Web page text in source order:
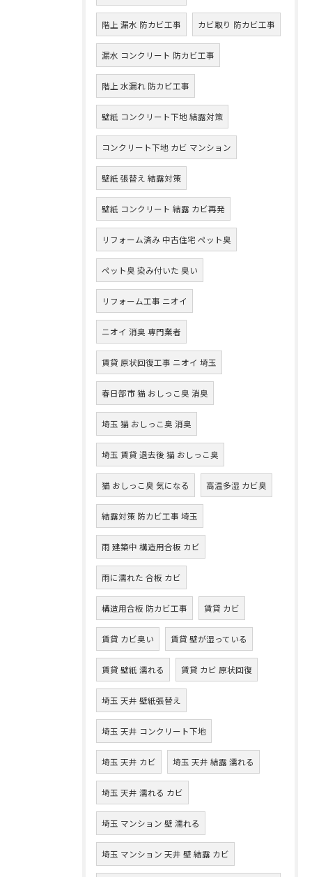
階上 漏水 防カビ工事 カビ取り 防カビ工事
漏水 コンクリート 防カビ工事
階上 水漏れ 防カビ工事
壁紙 コンクリート下地 結露対策
コンクリート下地 カビ マンション
壁紙 張替え 結露対策
壁紙 コンクリート 結露 カビ再発
リフォーム済み 中古住宅 ペット臭
ペット臭 染み付いた 臭い
リフォーム工事 ニオイ
ニオイ 消臭 専門業者
賃貸 原状回復工事 ニオイ 埼玉
春日部市 猫 おしっこ臭 消臭
埼玉 猫 おしっこ臭 消臭
埼玉 賃貸 退去後 猫 おしっこ臭
猫 おしっこ臭 気になる 高温多湿 カビ臭
結露対策 防カビ工事 埼玉
雨 建築中 構造用合板 カビ
雨に濡れた 合板 カビ
構造用合板 防カビ工事 賃貸 カビ
賃貸 カビ臭い 賃貸 壁が湿っている
賃貸 壁紙 濡れる 賃貸 カビ 原状回復
埼玉 天井 壁紙張替え
埼玉 天井 コンクリート下地
埼玉 天井 カビ 埼玉 天井 結露 濡れる
埼玉 天井 濡れる カビ
埼玉 マンション 壁 濡れる
埼玉 マンション 天井 壁 結露 カビ